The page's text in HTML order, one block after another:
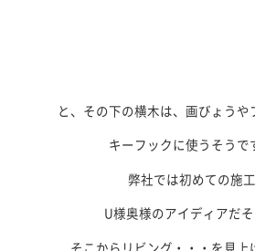
と、その下の横木は、画びょうや
キーフックに使うそうで
弊社では初めての施工
U様奥様のアイディアだそ
そこからリビング・・・を見上